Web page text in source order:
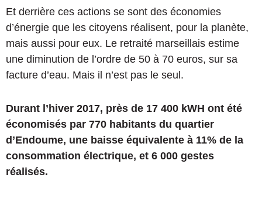
Et derrière ces actions se sont des économies
d’énergie que les citoyens réalisent, pour la planète,
mais aussi pour eux. Le retraité marseillais estime
une diminution de l’ordre de 50 à 70 euros, sur sa
facture d’eau. Mais il n’est pas le seul.
Durant l’hiver 2017, près de 17 400 kWH ont été
économisés par 770 habitants du quartier
d’Endoume, une baisse équivalente à 11% de la
consommation électrique, et 6 000 gestes
réalisés.